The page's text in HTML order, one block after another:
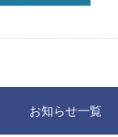
お知らせ一覧